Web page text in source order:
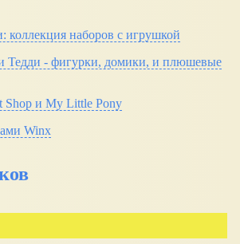
коллекция наборов с игрушкой
Тедди - фигурки, домики, и плюшевые
Shop и My Little Pony
Winx